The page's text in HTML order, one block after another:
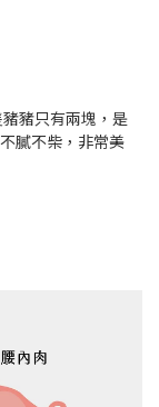
豬豬只有兩塊，是
膩不柴，非常美